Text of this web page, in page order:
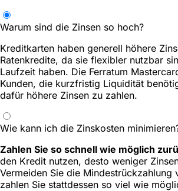
Warum sind die Zinsen so hoch?
Kreditkarten haben generell höhere
Ratenkredite, da sie flexibler nutzbar
Laufzeit haben. Die Ferratum
Kunden, die kurzfristig Liquidität
dafür höhere Zinsen zu zahlen.
Wie kann ich die Zinskosten
Zahlen Sie so schnell wie möglich
den Kredit nutzen, desto weniger
Vermeiden Sie die Mindestrückzahlung
zahlen Sie stattdessen so viel wie